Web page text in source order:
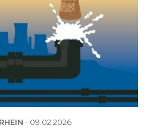
- 09.02.2026